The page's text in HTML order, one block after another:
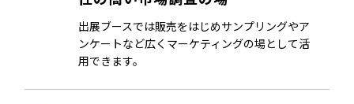
出展ブースでは販売をはじめサンプリングやア
ンケートなど広くマーケティングの場として活
用できます。